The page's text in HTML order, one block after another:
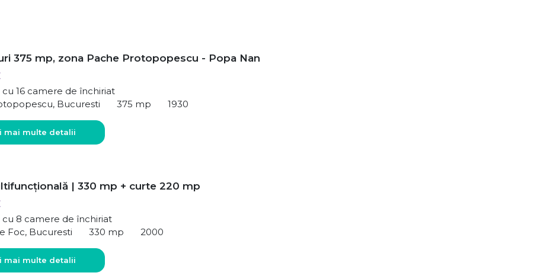
375 mp, zona Pache Protopopescu - Popa Nan
cu 16 camere de închiriat
Bucuresti
375 mp 1930
mai multe detalii
| 330 mp + curte 220 mp
cu 8 camere de închiriat
Foc, Bucuresti
330 mp 2000
mai multe detalii